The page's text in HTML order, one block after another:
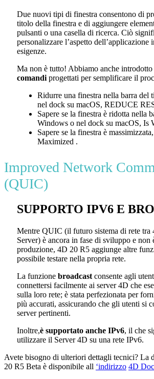
Due nuovi tipi di finestra consentono di
titolo della finestra e di aggiungere
pulsanti o una casella di ricerca. Ciò
personalizzare l’aspetto dell’applicazione
esigenze.
Ma non è tutto! Abbiamo anche introdotto
comandi progettati per semplificare il
Ridurre una finestra nella barra del
nel dock su macOS, REDUCE
Sapere se la finestra è ridotta nella
Windows o nel dock su macOS, Is
Sapere se la finestra è massimizzata,
Maximized .
Improved Network
(QUIC)
SUPPORTO IPV6 E
Mentre QUIC (il futuro sistema di rete tra
Server) è ancora in fase di sviluppo e non
produzione, 4D 20 R5 aggiunge altre
possibile testare nella propria rete.
La funzione broadcast consente agli
connettersi facilmente ai server 4D che
sulla loro rete; è stata perfezionata per
più accurati, assicurando che gli utenti si
server pertinenti.
Inoltre,è supportato anche IPv6, il che
utilizzare il Server 4D su una rete IPv6.
Avete bisogno di ulteriori dettagli tecnici? La
20 R5 Beta è disponibile all ‘indirizzo 4D